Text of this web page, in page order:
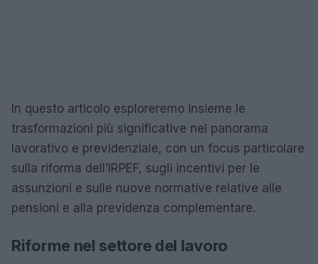
In questo articolo esploreremo insieme le
trasformazioni più significative nel panorama
lavorativo e previdenziale, con un focus particolare
sulla riforma dell’IRPEF, sugli incentivi per le
assunzioni e sulle nuove normative relative alle
pensioni e alla previdenza complementare.
Riforme nel settore del lavoro